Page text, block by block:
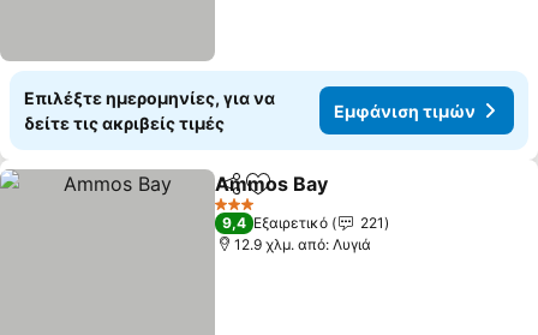
Επιλέξτε ημερομηνίες, για να
δείτε τις ακριβείς τιμές
Εμφάνιση τιμών
Κοινοποίηση
Προσθήκη στα αγαπημένα
Ammos Bay
3 Αστέρια
9,4 Εξαιρετικό
221
12.9 χλμ. από: Λυγιά